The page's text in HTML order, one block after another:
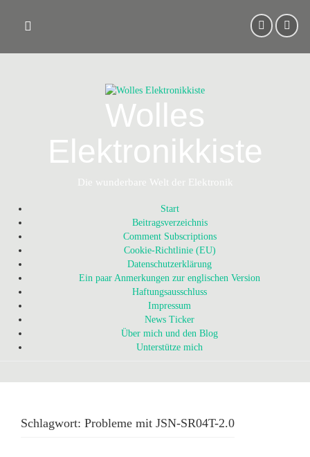
content
Wolles
Elektronikkiste
Die wunderbare Welt der Elektronik
Start
Beitragsverzeichnis
Comment Subscriptions
Cookie-Richtlinie (EU)
Datenschutzerklärung
Ein paar Anmerkungen zur englischen Version
Haftungsausschluss
Impressum
News Ticker
Über mich und den Blog
Unterstütze mich
Schlagwort: Probleme mit JSN-SR04T-2.0